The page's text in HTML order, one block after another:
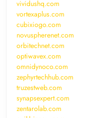
vividushq.com
vortexaplus.com
cubixiogo.com
novuspherenet.com
orbitechnet.com
optiwavex.com
omnidynoco.com
zephyrtechhub.com
truzestweb.com
synapsexpert.com
zentarolab.com